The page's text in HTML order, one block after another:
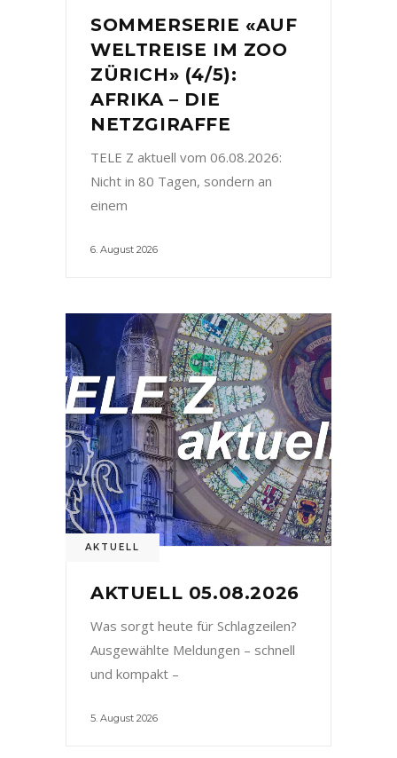
SOMMERSERIE «AUF
WELTREISE IM ZOO
ZÜRICH» (4/5):
AFRIKA – DIE
NETZGIRAFFE
TELE Z aktuell vom 06.08.2026:
Nicht in 80 Tagen, sondern an
einem
6. August 2026
AKTUELL
AKTUELL 05.08.2026
Was sorgt heute für Schlagzeilen?
Ausgewählte Meldungen – schnell
und kompakt –
5. August 2026